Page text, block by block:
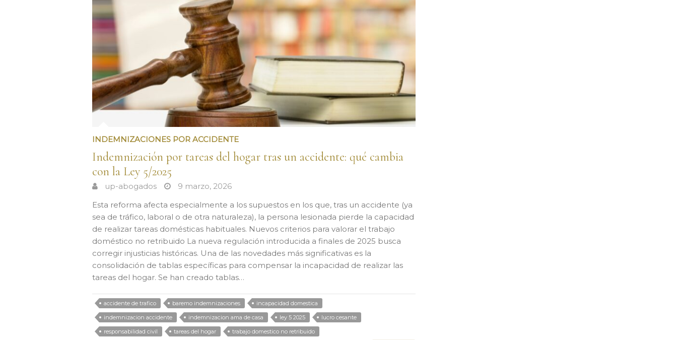
INDEMNIZACIONES POR ACCIDENTE
Indemnización por tareas del hogar tras un accidente: qué cambia
con la Ley 5/2025
up-abogados
9 marzo, 2026
Esta reforma afecta especialmente a los supuestos en los que, tras un accidente (ya
sea de tráfico, laboral o de otra naturaleza), la persona lesionada pierde la capacidad
de realizar tareas domésticas habituales. Nuevos criterios para valorar el trabajo
doméstico no retribuido La nueva regulación introducida a finales de 2025 busca
corregir injusticias históricas. Una de las novedades más significativas es la
consolidación de tablas específicas para compensar la incapacidad de realizar las
tareas del hogar. Se han creado tablas…
accidente de trafico baremo indemnizaciones
incapacidad domestica
indemnizacion accidente
indemnizacion ama de casa ley 5 2025
lucro cesante
responsabilidad civil
tareas del hogar trabajo domestico no retribuido